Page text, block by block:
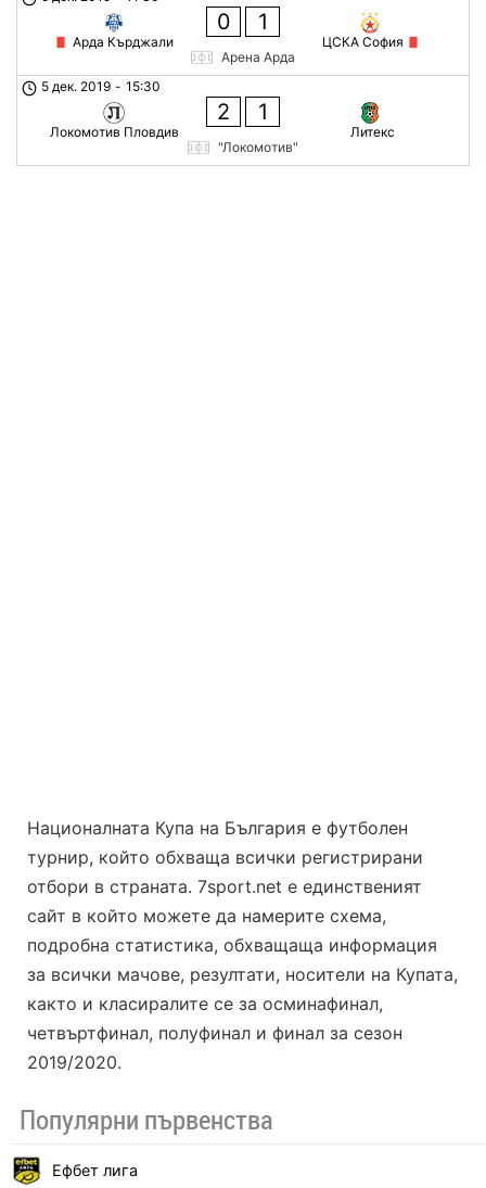
Популярни първенства
Ефбет лига
Арда Кърджали
0 1
ЦСКА София
Арена Арда
5 дек. 2019 - 15:30
Локомотив Пловдив
2 1
Литекс
"Локомотив"
Националната Купа на България е футболен
турнир, който обхваща всички регистрирани
отбори в страната. 7sport.net е единственият
сайт в който можете да намерите схема,
подробна статистика, обхващаща информация
за всички мачове, резултати, носители на Купата,
както и класиралите се за осминафинал,
четвъртфинал, полуфинал и финал за сезон
2019/2020.